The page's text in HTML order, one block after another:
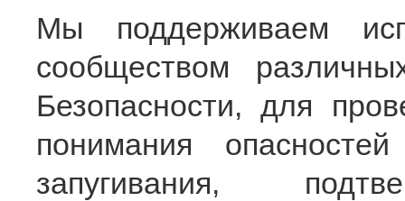
Мы поддерживаем
сообществом
Безопасности, для
понимания
запугивания,